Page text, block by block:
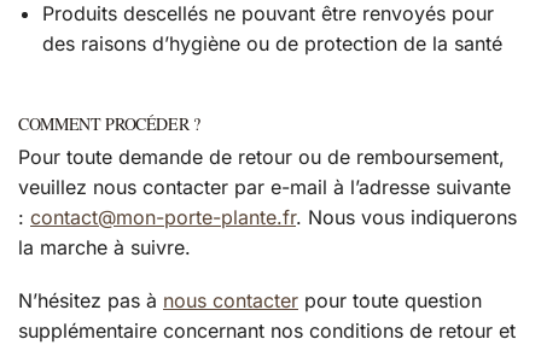
Produits descellés ne pouvant être renvoyés pour
des raisons d’hygiène ou de protection de la santé
COMMENT PROCÉDER ?
Pour toute demande de retour ou de remboursement,
veuillez nous contacter par e-mail à l’adresse suivante
: contact@mon-porte-plante.fr. Nous vous indiquerons
la marche à suivre.
N’hésitez pas à nous contacter pour toute question
supplémentaire concernant nos conditions de retour et